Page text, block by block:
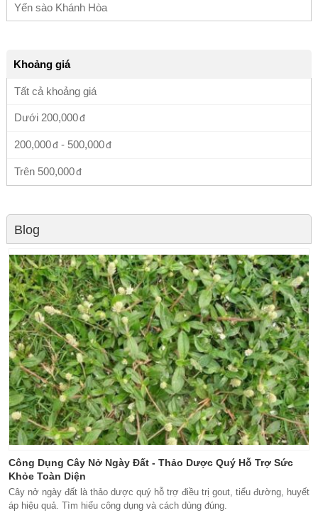
Yến sào Khánh Hòa
Khoảng giá
Tất cả khoảng giá
Dưới 200,000
200,000 - 500,000
Trên 500,000
Blog
Công Dụng Cây Nở Ngày Đất - Thảo Dược Quý Hỗ Trợ Sức
Khỏe Toàn Diện
Cây nở ngày đất là thảo dược quý hỗ trợ điều trị gout, tiểu đường, huyết
áp hiệu quả. Tìm hiểu công dụng và cách dùng đúng.